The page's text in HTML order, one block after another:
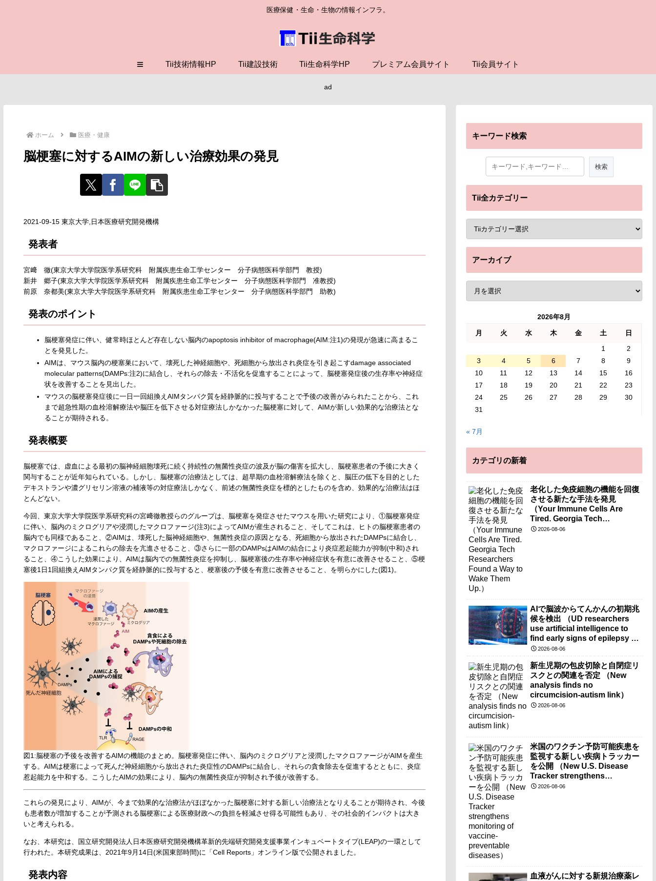
医療保健・生命・生物の情報インフラ。
≡ Tii技術情報HP Tii建設技術 Tii生命科学HP プレミアム会員サイト Tii会員サイト
ad
ホーム 医療・健康
脳梗塞に対するAIMの新しい治療効果の発見
2021-09-15 東京大学,日本医療研究開発機構
発表者
宮﨑 徹(東京大学大学院医学系研究科 附属疾患生命工学センター 分子病態医科学部門 教授)
新井 郷子(東京大学大学院医学系研究科 附属疾患生命工学センター 分子病態医科学部門 准教授)
前原 奈都美(東京大学大学院医学系研究科 附属疾患生命工学センター 分子病態医科学部門 助教)
発表のポイント
脳梗塞発症に伴い、健常時ほとんど存在しない脳内のapoptosis inhibitor of macrophage(AIM:注1)の発現が急速に高まるこ
とを発見した。
AIMは、マウス脳内の梗塞巣において、壊死した神経細胞や、死細胞から放出され炎症を引き起こすdamage associated
molecular patterns(DAMPs:注2)に結合し、それらの除去・不活化を促進することによって、脳梗塞発症後の生存率や神経症
状を改善することを見出した。
マウスの脳梗塞発症後に一日一回組換えAIMタンパク質を経静脈的に投与することで予後の改善がみられたことから、これ
まで超急性期の血栓溶解療法や脳圧を低下させる対症療法しかなかった脳梗塞に対して、AIMが新しい効果的な治療法とな
ることが期待される。
発表概要
脳梗塞では、虚血による最初の脳神経細胞壊死に続く持続性の無菌性炎症の波及が脳の傷害を拡大し、脳梗塞患者の予後に大きく
関与することが近年知られている。しかし、脳梗塞の治療法としては、超早期の血栓溶解療法を除くと、脳圧の低下を目的とした
デキストランや濃グリセリン溶液の補液等の対症療法しかなく、前述の無菌性炎症を標的としたものを含め、効果的な治療法はほ
とんどない。
今回、東京大学大学院医学系研究科の宮﨑徹教授らのグループは、脳梗塞を発症させたマウスを用いた研究により、①脳梗塞発症
に伴い、脳内のミクログリアや浸潤したマクロファージ(注3)によってAIMが産生されること、そしてこれは、ヒトの脳梗塞患者の
脳内でも同様であること、②AIMは、壊死した脳神経細胞や、無菌性炎症の原因となる、死細胞から放出されたDAMPsに結合し、
マクロファージによるこれらの除去を亢進させること、③さらに一部のDAMPsはAIMの結合により炎症惹起能力が抑制(中和)され
ること、④こうした効果により、AIMは脳内での無菌性炎症を抑制し、脳梗塞後の生存率や神経症状を有意に改善させること、⑤梗
塞後1日1回組換えAIMタンパク質を経静脈的に投与すると、梗塞後の予後を有意に改善させること、を明らかにした(図1)。
図1:脳梗塞の予後を改善するAIMの機能のまとめ。脳梗塞発症に伴い、脳内のミクログリアと浸潤したマクロファージがAIMを産生
する。AIMは梗塞によって死んだ神経細胞から放出された炎症性のDAMPsに結合し、それらの貪食除去を促進するとともに、炎症
惹起能力を中和する。こうしたAIMの効果により、脳内の無菌性炎症が抑制され予後が改善する。
これらの発見により、AIMが、今まで効果的な治療法がほぼなかった脳梗塞に対する新しい治療法となりえることが期待され、今後
も患者数が増加することが予測される脳梗塞による医療財政への負担を軽減させ得る可能性もあり、その社会的インパクトは大き
いと考えられる。
なお、本研究は、国立研究開発法人日本医療研究開発機構革新的先端研究開発支援事業インキュベートタイプ(LEAP)の一環として
行われた。本研究成果は、2021年9月14日(米国東部時間)に「Cell Reports」オンライン版で公開されました。
発表内容
キーワード検索
Tii全カテゴリー
アーカイブ
2026年8月
月 火 水 木 金 土
日
1
2
3
4 5 6 7 8
9
10
11 12 13 14 15
16
17
18 19 20 21 22
23
24
25 26 27 28 29
30
31
« 7月
カテゴリの新着
老化した免疫細胞の機能を回復
させる新たな手法を発見
（Your Immune Cells Are
Tired. Georgia Tech
Researchers Found a Way to
2026-08-06
AIで脳波からてんかんの初期兆
候を検出 （UD researchers
use artificial intelligence to
find early signs of epilepsy in
brain-wave recordings）
2026-08-06
新生児期の包皮切除と自閉症リ
スクとの関連を否定 （New
analysis finds no
circumcision-autism link）
2026-08-06
米国のワクチン予防可能疾患を
監視する新しい疾病トラッカー
を公開 （New U.S. Disease
Tracker strengthens
monitoring of vaccine-
2026-08-06
血液がんに対する新規治療薬レ